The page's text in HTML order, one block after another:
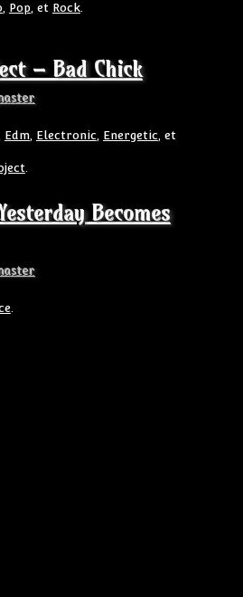
, Pop, et Rock.
– Bad Chick
Edm, Electronic, Energetic, et
.
Becomes